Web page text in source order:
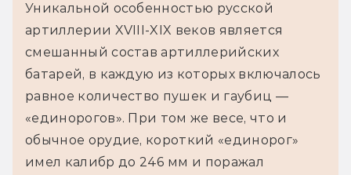
Уникальной особенностью русской
артиллерии XVIII-XIX веков является
смешанный состав артиллерийских
батарей, в каждую из которых включалось
равное количество пушек и гаубиц —
«единорогов». При том же весе, что и
обычное орудие, короткий «единорог»
имел калибр до 246 мм и поражал